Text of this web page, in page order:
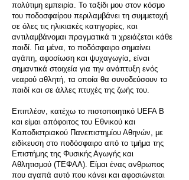
πολύτιμη εμπειρία. Το ταξίδι μου στον κόσμο
του ποδοσφαίρου περιλαμβάνει τη συμμετοχή
σε όλες τις ηλικιακές κατηγορίες, και
αντιλαμβάνομαι πραγματικά τι χρειάζεται κάθε
παιδί. Για μένα, το ποδόσφαιρο σημαίνει
αγάπη, αφοσίωση και ψυχαγωγία, είναι
σημαντικά στοιχεία για την ανάπτυξη ενός
νεαρού αθλητή, τα οποία θα συνοδεύσουν το
παιδί και σε άλλες πτυχές της ζωής του.
Επιπλέον, κατέχω το πιστοποιητικό UEFA B
και είμαι απόφοιτος του Εθνικού και
Καποδιστριακού Πανεπιστημίου Αθηνών, με
ειδίκευση στο ποδόσφαιρο από το τμήμα της
Επιστήμης της Φυσικής Αγωγής και
Αθλητισμού (ΤΕΦΑΑ). Είμαι ένας ανθρωπος
που αγαπά αυτό που κάνει και αφοσιώνεται